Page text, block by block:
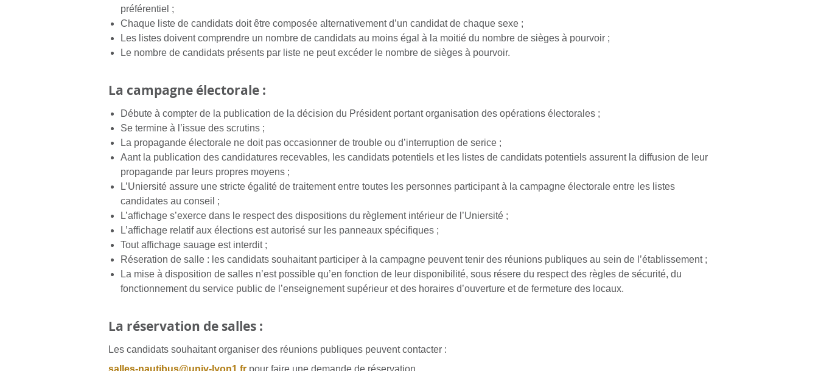
préférentiel ;
Chaque liste de candidats doit être composée alternativement d’un candidat de chaque sexe ;
Les listes doivent comprendre un nombre de candidats au moins égal à la moitié du nombre de sièges à pourvoir ;
Le nombre de candidats présents par liste ne peut excéder le nombre de sièges à pourvoir.
La campagne électorale :
Débute à compter de la publication de la décision du Président portant organisation des opérations électorales ;
Se termine à l’issue des scrutins ;
La propagande électorale ne doit pas occasionner de trouble ou d’interruption de serice ;
Aant la publication des candidatures recevables, les candidats potentiels et les listes de candidats potentiels assurent la diffusion de leur
propagande par leurs propres moyens ;
L’Uniersité assure une stricte égalité de traitement entre toutes les personnes participant à la campagne électorale entre les listes
candidates au conseil ;
L’affichage s’exerce dans le respect des dispositions du règlement intérieur de l’Uniersité ;
L’affichage relatif aux élections est autorisé sur les panneaux spécifiques ;
Tout affichage sauage est interdit ;
Réseration de salle : les candidats souhaitant participer à la campagne peuvent tenir des réunions publiques au sein de l’établissement ;
La mise à disposition de salles n’est possible qu’en fonction de leur disponibilité, sous résere du respect des règles de sécurité, du
fonctionnement du service public de l’enseignement supérieur et des horaires d’ouverture et de fermeture des locaux.
La réservation de salles :
Les candidats souhaitant organiser des réunions publiques peuvent contacter :
salles-nautibus@univ-lyon1.fr pour faire une demande de réservation.